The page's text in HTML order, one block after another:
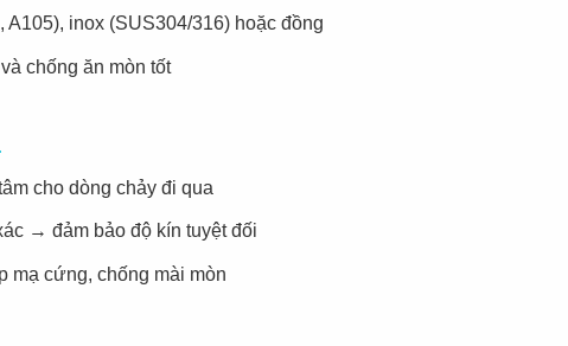
A105), inox (SUS304/316) hoặc đồng
chống ăn mòn tốt
cho dòng chảy đi qua
→ đảm bảo độ kín tuyệt đối
mạ cứng, chống mài mòn